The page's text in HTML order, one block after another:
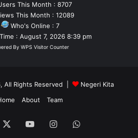
This Month : 8707
This Month : 12089
Who's Online : 7
: August 7, 2026 8:39 pm
By WPS Visitor Counter
All Rights Reserved |
Negeri Kita
About Team
YouTubeInstagramWhatsApp